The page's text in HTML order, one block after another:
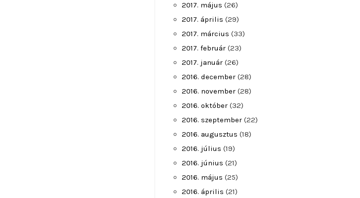
2017. május (26)
2017. április (29)
2017. március (33)
2017. február (23)
2017. január (26)
2016. december (28)
2016. november (28)
2016. október (32)
2016. szeptember (22)
2016. augusztus (18)
2016. július (19)
2016. június (21)
2016. május (25)
2016. április (21)